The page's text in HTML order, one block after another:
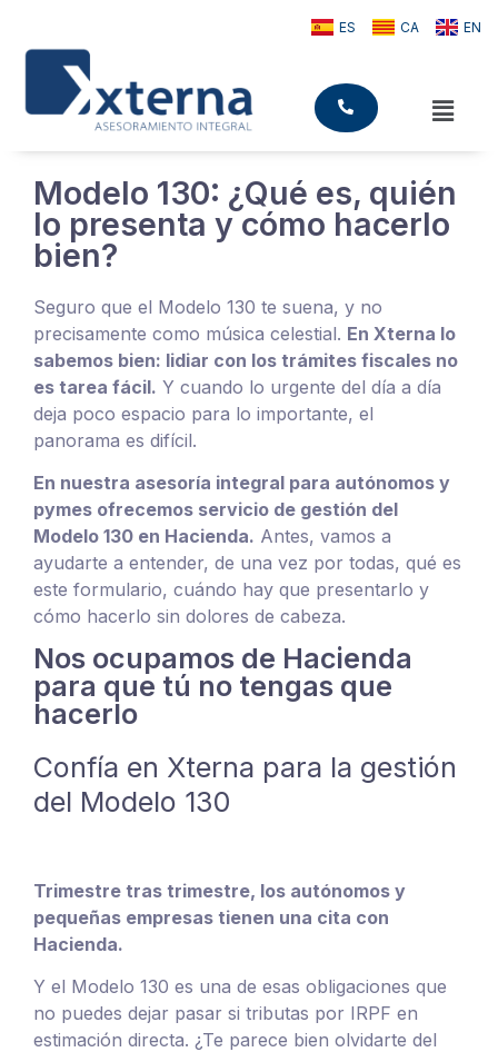
ES CA EN
Modelo 130: ¿Qué es, quién
lo presenta y cómo hacerlo
bien?
Seguro que el Modelo 130 te suena, y no
precisamente como música celestial. En Xterna lo
sabemos bien: lidiar con los trámites fiscales no
es tarea fácil. Y cuando lo urgente del día a día
deja poco espacio para lo importante, el
panorama es difícil.
En nuestra asesoría integral para autónomos y
pymes ofrecemos servicio de gestión del
Modelo 130 en Hacienda. Antes, vamos a
ayudarte a entender, de una vez por todas, qué es
este formulario, cuándo hay que presentarlo y
cómo hacerlo sin dolores de cabeza.
Nos ocupamos de Hacienda
para que tú no tengas que
hacerlo
Confía en Xterna para la gestión
del Modelo 130
Trimestre tras trimestre, los autónomos y
pequeñas empresas tienen una cita con
Hacienda.
Y el Modelo 130 es una de esas obligaciones que
no puedes dejar pasar si tributas por IRPF en
estimación directa. ¿Te parece bien olvidarte del